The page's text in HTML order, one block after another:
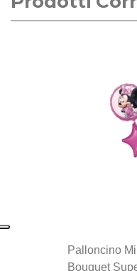
essere gonfiato ad
Palloncino
Bouquet